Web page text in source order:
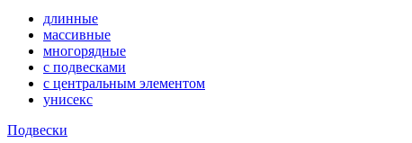
длинные
массивные
многорядные
с подвесками
с центральным элементом
унисекс
Подвески